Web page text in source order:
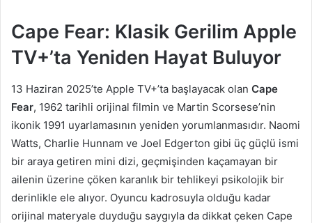
Cape Fear: Klasik Gerilim Apple
TV+’ta Yeniden Hayat Buluyor
13 Haziran 2025’te Apple TV+’ta başlayacak olan Cape
Fear, 1962 tarihli orijinal filmin ve Martin Scorsese’nin
ikonik 1991 uyarlamasının yeniden yorumlanmasıdır. Naomi
Watts, Charlie Hunnam ve Joel Edgerton gibi üç güçlü ismi
bir araya getiren mini dizi, geçmişinden kaçamayan bir
ailenin üzerine çöken karanlık bir tehlikeyi psikolojik bir
derinlikle ele alıyor. Oyuncu kadrosuyla olduğu kadar
orijinal materyale duyduğu saygıyla da dikkat çeken Cape